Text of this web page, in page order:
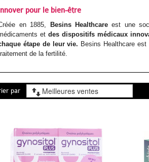
pour le bien-être
en 1885, Besins Healthcareest une
etdes dispositifs médicaux
étape de leur vie. Besins Healthcare
de la fertilité.
par